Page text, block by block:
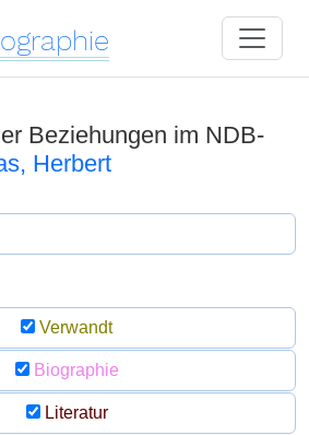
Beziehungen im NDB-
Herbert
Verwandt
Biographie
Literatur